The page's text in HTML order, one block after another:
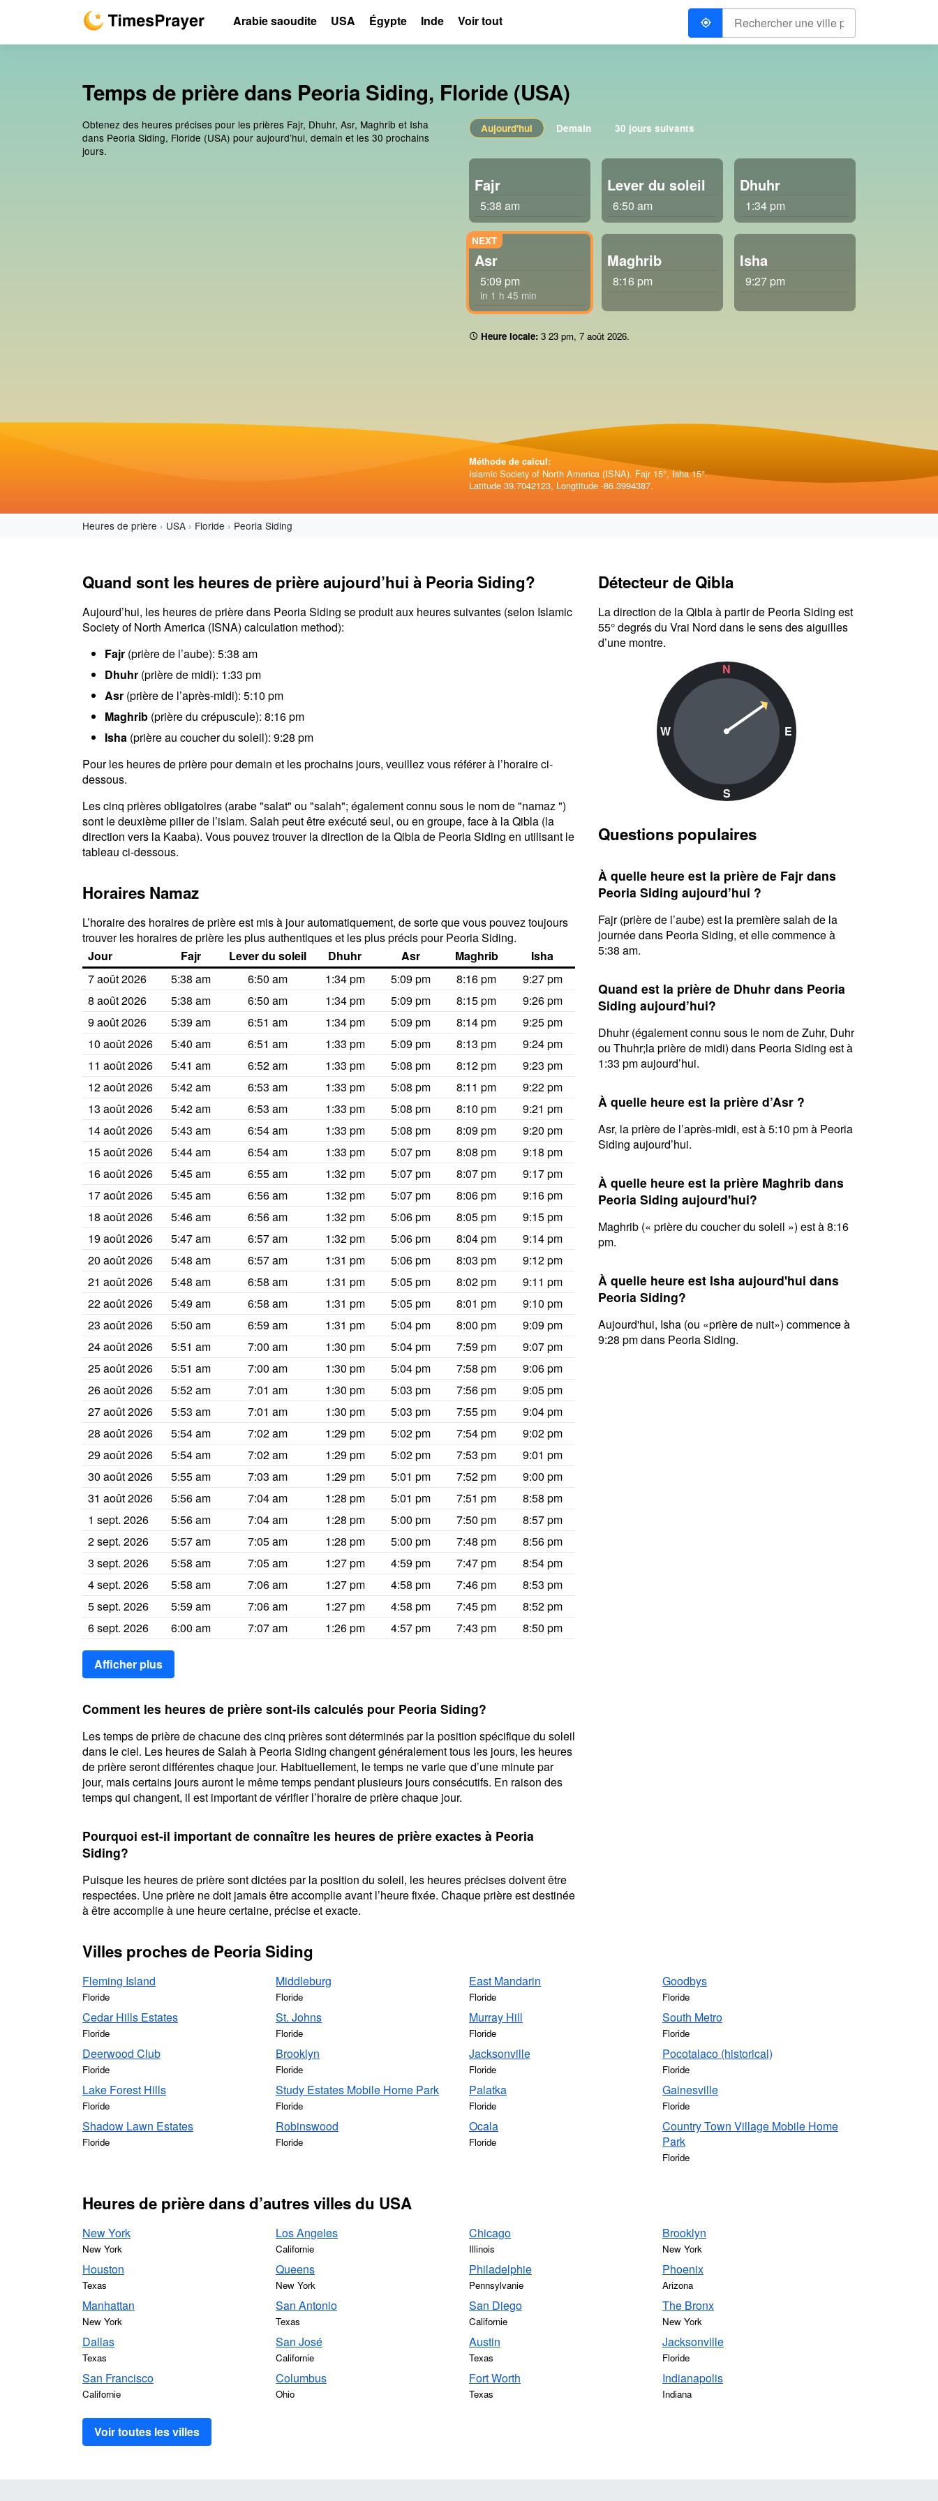
Temps de prière dans Peoria Siding, Floride (USA)
Obtenez des heures précises pour les prières Fajr, Dhuhr, Asr, Maghrib et Isha
dans Peoria Siding, Floride (USA) pour aujourd’hui, demain et les 30 prochains
jours.
Aujourd'hui Demain 30 jours suivants
Fajr
5:38 am
Lever du soleil
6:50 am
Dhuhr
1:34 pm
Asr
5:09 pm
in 1 h 45 min
Maghrib
8:16 pm
Isha
9:27 pm
Heure locale: 3 23 pm, 7 août 2026.
Méthode de calcul:
Islamic Society of North America (ISNA). Fajr 15°, Isha 15°.
Latitude 39.7042123, Longtitude -86.3994387.
Heures de prière USA Floride Peoria Siding
Quand sont les heures de prière aujourd’hui à Peoria Siding?
Aujourd’hui, les heures de prière dans Peoria Siding se produit aux heures suivantes (selon Islamic
Society of North America (ISNA) calculation method):
Fajr (prière de l’aube): 5:38 am
Dhuhr (prière de midi): 1:33 pm
Asr (prière de l’après-midi): 5:10 pm
Maghrib (prière du crépuscule): 8:16 pm
Isha (prière au coucher du soleil): 9:28 pm
Pour les heures de prière pour demain et les prochains jours, veuillez vous référer à l’horaire ci-
dessous.
Les cinq prières obligatoires (arabe "salat" ou "salah"; également connu sous le nom de "namaz ")
sont le deuxième pilier de l’islam. Salah peut être exécuté seul, ou en groupe, face à la Qibla (la
direction vers la Kaaba). Vous pouvez trouver la direction de la Qibla de Peoria Siding en utilisant le
tableau ci-dessous.
Horaires Namaz
L’horaire des horaires de prière est mis à jour automatiquement, de sorte que vous pouvez toujours
trouver les horaires de prière les plus authentiques et les plus précis pour Peoria Siding.
Jour
Fajr Lever du soleil Dhuhr Asr Maghrib
Isha
7 août 2026
5:38 am 6:50 am 1:34 pm 5:09 pm 8:16 pm
9:27 pm
8 août 2026
5:38 am 6:50 am 1:34 pm 5:09 pm 8:15 pm
9:26 pm
9 août 2026
5:39 am 6:51 am 1:34 pm 5:09 pm 8:14 pm
9:25 pm
10 août 2026
5:40 am 6:51 am 1:33 pm 5:09 pm 8:13 pm
9:24 pm
11 août 2026
5:41 am 6:52 am 1:33 pm 5:08 pm 8:12 pm
9:23 pm
12 août 2026
5:42 am 6:53 am 1:33 pm 5:08 pm 8:11 pm
9:22 pm
13 août 2026
5:42 am 6:53 am 1:33 pm 5:08 pm 8:10 pm
9:21 pm
14 août 2026
5:43 am 6:54 am 1:33 pm 5:08 pm 8:09 pm
9:20 pm
15 août 2026
5:44 am 6:54 am 1:33 pm 5:07 pm 8:08 pm
9:18 pm
16 août 2026
5:45 am 6:55 am 1:32 pm 5:07 pm 8:07 pm
9:17 pm
17 août 2026
5:45 am 6:56 am 1:32 pm 5:07 pm 8:06 pm
9:16 pm
18 août 2026
5:46 am 6:56 am 1:32 pm 5:06 pm 8:05 pm
9:15 pm
19 août 2026
5:47 am 6:57 am 1:32 pm 5:06 pm 8:04 pm
9:14 pm
20 août 2026
5:48 am 6:57 am 1:31 pm 5:06 pm 8:03 pm
9:12 pm
21 août 2026
5:48 am 6:58 am 1:31 pm 5:05 pm 8:02 pm
9:11 pm
22 août 2026
5:49 am 6:58 am 1:31 pm 5:05 pm 8:01 pm
9:10 pm
23 août 2026
5:50 am 6:59 am 1:31 pm 5:04 pm 8:00 pm
9:09 pm
24 août 2026
5:51 am 7:00 am 1:30 pm 5:04 pm 7:59 pm
9:07 pm
25 août 2026
5:51 am 7:00 am 1:30 pm 5:04 pm 7:58 pm
9:06 pm
26 août 2026
5:52 am 7:01 am 1:30 pm 5:03 pm 7:56 pm
9:05 pm
27 août 2026
5:53 am 7:01 am 1:30 pm 5:03 pm 7:55 pm
9:04 pm
28 août 2026
5:54 am 7:02 am 1:29 pm 5:02 pm 7:54 pm
9:02 pm
29 août 2026
5:54 am 7:02 am 1:29 pm 5:02 pm 7:53 pm
9:01 pm
30 août 2026
5:55 am 7:03 am 1:29 pm 5:01 pm 7:52 pm
9:00 pm
31 août 2026
5:56 am 7:04 am 1:28 pm 5:01 pm 7:51 pm
8:58 pm
1 sept. 2026
5:56 am 7:04 am 1:28 pm 5:00 pm 7:50 pm
8:57 pm
2 sept. 2026
5:57 am 7:05 am 1:28 pm 5:00 pm 7:48 pm
8:56 pm
3 sept. 2026
5:58 am 7:05 am 1:27 pm 4:59 pm 7:47 pm
8:54 pm
4 sept. 2026
5:58 am 7:06 am 1:27 pm 4:58 pm 7:46 pm
8:53 pm
5 sept. 2026
5:59 am 7:06 am 1:27 pm 4:58 pm 7:45 pm
8:52 pm
6 sept. 2026
6:00 am 7:07 am 1:26 pm 4:57 pm 7:43 pm 8:50 pm
Afficher plus
Comment les heures de prière sont-ils calculés pour Peoria Siding?
Les temps de prière de chacune des cinq prières sont déterminés par la position spécifique du soleil
dans le ciel. Les heures de Salah à Peoria Siding changent généralement tous les jours, les heures
de prière seront différentes chaque jour. Habituellement, le temps ne varie que d’une minute par
jour, mais certains jours auront le même temps pendant plusieurs jours consécutifs. En raison des
temps qui changent, il est important de vérifier l’horaire de prière chaque jour.
Pourquoi est-il important de connaître les heures de prière exactes à Peoria
Siding?
Puisque les heures de prière sont dictées par la position du soleil, les heures précises doivent être
respectées. Une prière ne doit jamais être accomplie avant l’heure fixée. Chaque prière est destinée
à être accomplie à une heure certaine, précise et exacte.
Détecteur de Qibla
La direction de la Qibla à partir de Peoria Siding est
55° degrés du Vrai Nord dans le sens des aiguilles
d’une montre.
N
W
S
E
Questions populaires
À quelle heure est la prière de Fajr dans
Peoria Siding aujourd’hui ?
Fajr (prière de l’aube) est la première salah de la
journée dans Peoria Siding, et elle commence à
5:38 am.
Quand est la prière de Dhuhr dans Peoria
Siding aujourd’hui?
Dhuhr (également connu sous le nom de Zuhr, Duhr
ou Thuhr;la prière de midi) dans Peoria Siding est à
1:33 pm aujourd’hui.
À quelle heure est la prière d’Asr ?
Asr, la prière de l’après-midi, est à 5:10 pm à Peoria
Siding aujourd’hui.
À quelle heure est la prière Maghrib dans
Peoria Siding aujourd'hui?
Maghrib (« prière du coucher du soleil ») est à 8:16
pm.
À quelle heure est Isha aujourd'hui dans
Peoria Siding?
Aujourd'hui, Isha (ou «prière de nuit») commence à
9:28 pm dans Peoria Siding.
Villes proches de Peoria Siding
Fleming Island
Floride
Middleburg
Floride
East Mandarin
Floride
Goodbys
Floride
Cedar Hills Estates
Floride
St. Johns
Floride
Murray Hill
Floride
South Metro
Floride
Deerwood Club
Floride
Brooklyn
Floride
Jacksonville
Floride
Pocotalaco (historical)
Floride
Lake Forest Hills
Floride
Study Estates Mobile Home Park
Floride
Palatka
Floride
Gainesville
Floride
Shadow Lawn Estates
Floride
Robinswood
Floride
Ocala
Floride
Country Town Village Mobile Home
Park
Floride
Heures de prière dans d’autres villes du USA
New York
New York
Los Angeles
Californie
Chicago
Illinois
Brooklyn
New York
Houston
Texas
Queens
New York
Philadelphie
Pennsylvanie
Phoenix
Arizona
Manhattan
New York
San Antonio
Texas
San Diego
Californie
The Bronx
New York
Dallas
Texas
San José
Californie
Austin
Texas
Jacksonville
Floride
San Francisco
Californie
Columbus
Ohio
Fort Worth
Texas
Indianapolis
Indiana
Voir toutes les villes
Arabie saoudite USA Égypte Inde Voir tout